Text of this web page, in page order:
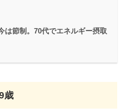
は節制。70代でエネルギー摂取
歳